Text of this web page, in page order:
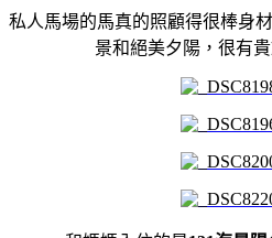
私人馬場的馬真的照顧得很棒身
景和絕美夕陽，很有